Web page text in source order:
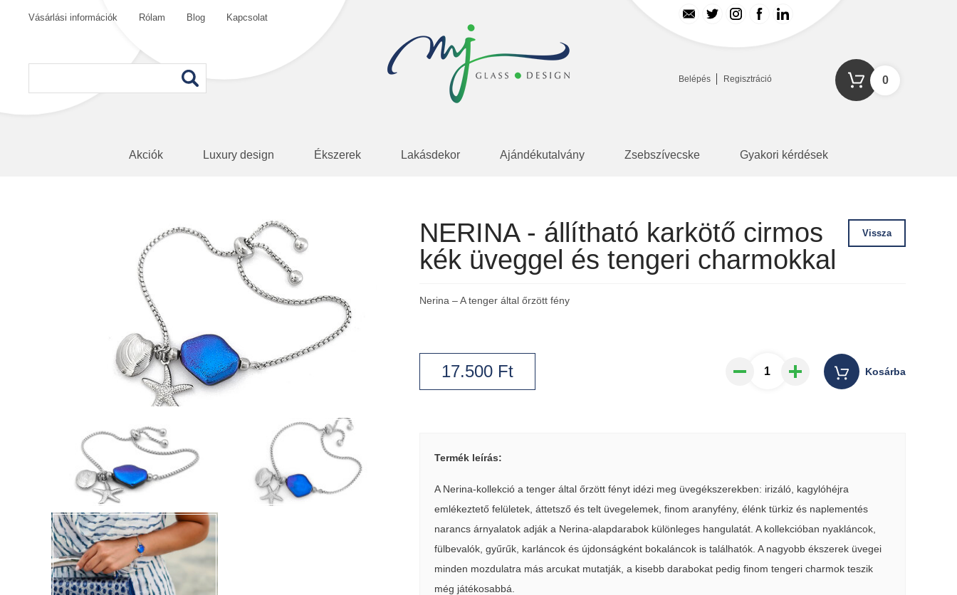
Vásárlási információk Rólam Blog Kapcsolat
Belépés Regisztráció 0
Akciók Luxury design Ékszerek Lakásdekor Ajándékutalvány Zsebszívecske Gyakori kérdések
Vissza
NERINA - állítható karkötő cirmos
kék üveggel és tengeri charmokkal
Nerina – A tenger által őrzött fény
17.500Ft Kosárba
Termék leírás:
A Nerina-kollekció a tenger által őrzött fényt idézi meg üvegékszerekben: irizáló, kagylóhéjra
emlékeztető felületek, áttetsző és telt üvegelemek, finom aranyfény, élénk türkiz és naplementés
narancs árnyalatok adják a Nerina-alapdarabok különleges hangulatát. A kollekcióban nyakláncok,
fülbevalók, gyűrűk, karláncok és újdonságként bokaláncok is találhatók. A nagyobb ékszerek üvegei
minden mozdulatra más arcukat mutatják, a kisebb darabokat pedig finom tengeri charmok teszik
még játékosabbá.